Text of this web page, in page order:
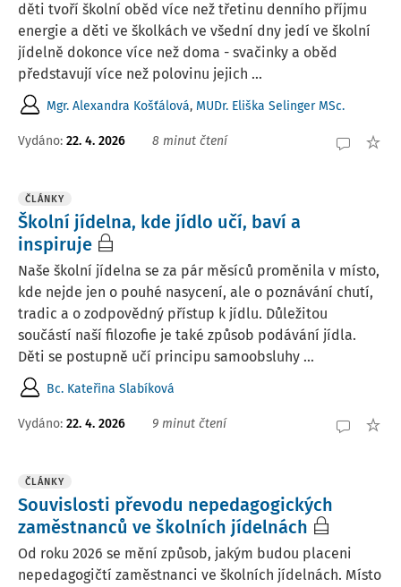
děti tvoří školní oběd více než třetinu denního příjmu
energie a děti ve školkách ve všední dny jedí ve školní
jídelně dokonce více než doma - svačinky a oběd
představují více než polovinu jejich ...
Mgr. Alexandra Košťálová, MUDr. Eliška Selinger MSc.
Vydáno: 22. 4. 2026 8 minut čtení
ČLÁNKY
Školní jídelna, kde jídlo učí, baví a
inspiruje
Naše školní jídelna se za pár měsíců proměnila v místo,
kde nejde jen o pouhé nasycení, ale o poznávání chutí,
tradic a o zodpovědný přístup k jídlu. Důležitou
součástí naší filozofie je také způsob podávání jídla.
Děti se postupně učí principu samoobsluhy ...
Bc. Kateřina Slabíková
Vydáno: 22. 4. 2026 9 minut čtení
ČLÁNKY
Souvislosti převodu nepedagogických
zaměstnanců ve školních jídelnách
Od roku 2026 se mění způsob, jakým budou placeni
nepedagogičtí zaměstnanci ve školních jídelnách. Místo